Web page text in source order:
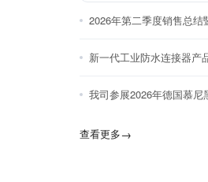
2026年第二季度销售总
新一代工业防水连接器产
我司参展2026年德国慕尼
查看更多→